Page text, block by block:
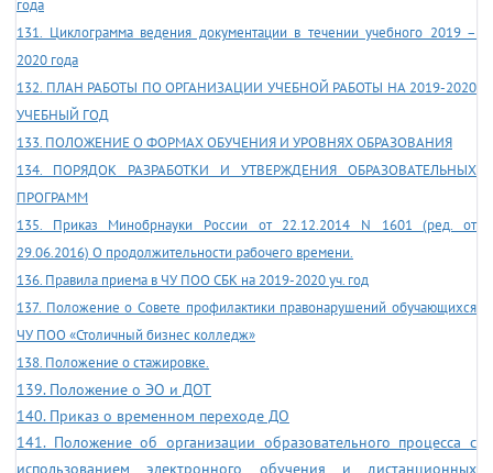
года
131. Циклограмма ведения документации в течении учебного 2019 –
2020 года
132. ПЛАН РАБОТЫ ПО ОРГАНИЗАЦИИ УЧЕБНОЙ РАБОТЫ НА 2019-2020
УЧЕБНЫЙ ГОД
133. ПОЛОЖЕНИЕ О ФОРМАХ ОБУЧЕНИЯ И УРОВНЯХ ОБРАЗОВАНИЯ
134. ПОРЯДОК РАЗРАБОТКИ И УТВЕРЖДЕНИЯ ОБРАЗОВАТЕЛЬНЫХ
ПРОГРАММ
135. Приказ Минобрнауки России от 22.12.2014 N 1601 (ред. от
29.06.2016) О продолжительности рабочего времени.
136. Правила приема в ЧУ ПОО СБК на 2019-2020 уч. год
137. Положение о Совете профилактики правонарушений обучающихся
ЧУ ПОО «Столичный бизнес колледж»
138. Положение о стажировке.
139. Положение о ЭО и ДОТ
140. Приказ о временном переходе ДО
141. Положение об организации образовательного процесса с
использованием электронного обучения и дистанционных